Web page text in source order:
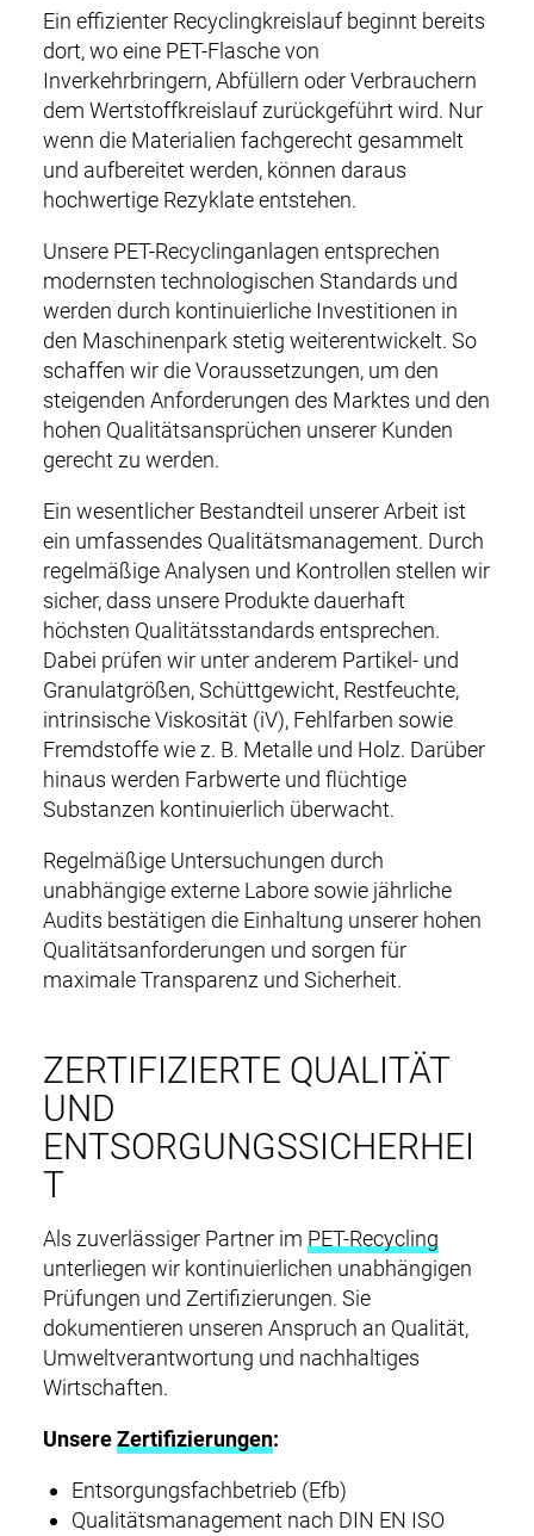
EN
DE
NEWS
RECYCLING & PRODUKTE
ZERTIFIKATE
UNTERNEHMEN
KONTAKT
DOWNLOADS
Ein effizienter Recyclingkreislauf beginnt bereits
dort, wo eine PET-Flasche von
Inverkehrbringern, Abfüllern oder Verbrauchern
dem Wertstoffkreislauf zurückgeführt wird. Nur
wenn die Materialien fachgerecht gesammelt
und aufbereitet werden, können daraus
hochwertige Rezyklate entstehen.
Unsere PET-Recyclinganlagen entsprechen
modernsten technologischen Standards und
werden durch kontinuierliche Investitionen in
den Maschinenpark stetig weiterentwickelt. So
schaffen wir die Voraussetzungen, um den
steigenden Anforderungen des Marktes und den
hohen Qualitätsansprüchen unserer Kunden
gerecht zu werden.
Ein wesentlicher Bestandteil unserer Arbeit ist
ein umfassendes Qualitätsmanagement. Durch
regelmäßige Analysen und Kontrollen stellen wir
sicher, dass unsere Produkte dauerhaft
höchsten Qualitätsstandards entsprechen.
Dabei prüfen wir unter anderem Partikel- und
Granulatgrößen, Schüttgewicht, Restfeuchte,
intrinsische Viskosität (iV), Fehlfarben sowie
Fremdstoffe wie z. B. Metalle und Holz. Darüber
hinaus werden Farbwerte und flüchtige
Substanzen kontinuierlich überwacht.
Regelmäßige Untersuchungen durch
unabhängige externe Labore sowie jährliche
Audits bestätigen die Einhaltung unserer hohen
Qualitätsanforderungen und sorgen für
maximale Transparenz und Sicherheit.
ZERTIFIZIERTE QUALITÄT
UND
ENTSORGUNGSSICHERHEI
T
Als zuverlässiger Partner im PET-Recycling
unterliegen wir kontinuierlichen unabhängigen
Prüfungen und Zertifizierungen. Sie
dokumentieren unseren Anspruch an Qualität,
Umweltverantwortung und nachhaltiges
Wirtschaften.
UnsereZertifizierungen:
Entsorgungsfachbetrieb (Efb)
Qualitätsmanagement nach DIN EN ISO